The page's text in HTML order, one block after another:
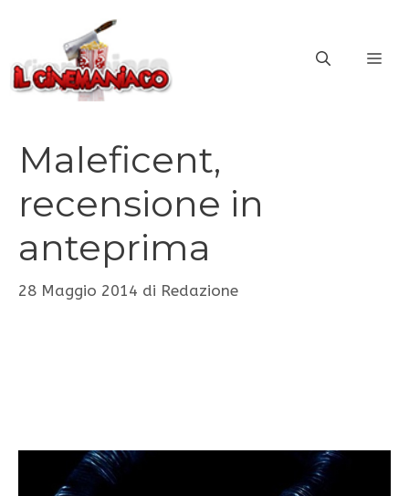
contenuto
Maleficent,
recensione in
anteprima
28 Maggio 2014 di Redazione